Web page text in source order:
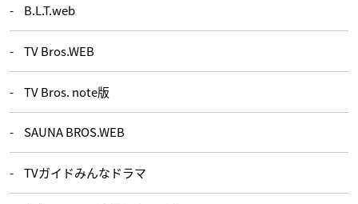
B.L.T.web
TV Bros.WEB
TV Bros. note版
SAUNA BROS.WEB
TVガイドみんなドラマ